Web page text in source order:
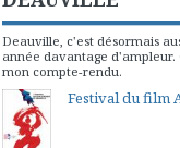
Deauville, c'est désormais
année davantage
mon compte-rendu.
Festival du film